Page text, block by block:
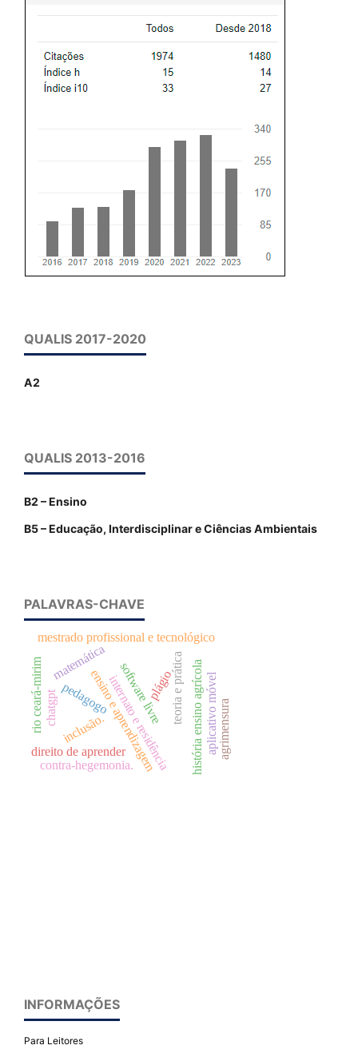
QUALIS 2017-2020
A2
QUALIS 2013-2016
B2 – Ensino
B5 – Educação, Interdisciplinar e Ciências Ambientais
PALAVRAS-CHAVE
história ensino agrícola
plágio
software livre
ensino e aprendizagemteoria e prática
pedagogo
inclusão.
direito de aprender
matemática
chatgpt
mestrado profissional e tecnológico
internato e residência aplicativo móvelagrimensura
contra-hegemonia.
rio ceará-mirim
INFORMAÇÕES
Para Leitores